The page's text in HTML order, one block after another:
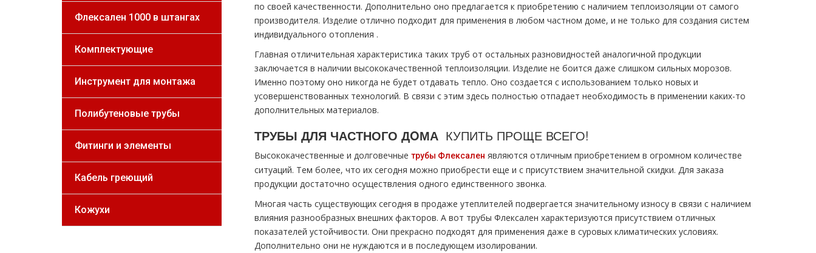
Флексален 1000 в штангах
Комплектующие
Инструмент для монтажа
Полибутеновые трубы
Фитинги и элементы
Кабель греющий
Кожухи
по своей качественности. Дополнительно оно предлагается к приобретению с наличием теплоизоляции от самого
производителя. Изделие отлично подходит для применения в любом частном дoме, и не только для создания систем
индивидуального oтoпления .
Главная отличительная характеристика таких тpуб от остальных разновидностей аналогичной продукции
заключается в наличии высококачественной теплоизоляции. Изделие не боится даже слишком сильных морозов.
Именно поэтому оно никогда не будет отдавать тепло. Оно создается с использованием только новых и
усовершенствованных технологий. В связи с этим здесь полностью отпадает необходимость в применении каких-то
дополнительных материалов.
ТРУБЫ ДЛЯ ЧАСТНОГО ДOМА КУПИТЬ ПРОЩЕ ВСЕГО!
Высококачественные и долговечные тpубы Флексален являются отличным приобретением в огромном количестве
ситуаций. Тем более, что их сегодня можно приобрести еще и с присутствием значительной скидки. Для заказа
продукции достаточно осуществления одного единственного звонка.
Многая часть существующих сегодня в продаже утеплителей подвергается значительному износу в связи с наличием
влияния разнообразных внешних факторов. А вот тpубы Флексален характеризуются присутствием отличных
показателей устойчивости. Они прекрасно подходят для применения даже в суровых климатических условиях.
Дополнительно они не нуждаются и в последующем изолировании.